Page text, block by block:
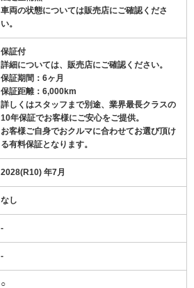
車両の状態については販売店にご確認くださ
い。
保証付
詳細については、販売店にご確認ください。
保証期間：6ヶ月
保証距離：6,000km
詳しくはスタッフまで別途、業界最長クラスの
10年保証でお客様にご安心をご提供。
お客様ご自身でおクルマに合わせてお選び頂け
る有料保証となります。
2028(R10) 年7月
なし
-
-
○